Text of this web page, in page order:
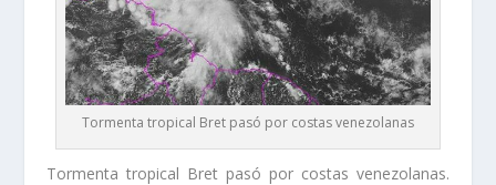
Tormenta tropical Bret pasó por costas venezolanas
Tormenta tropical Bret pasó por costas venezolanas.